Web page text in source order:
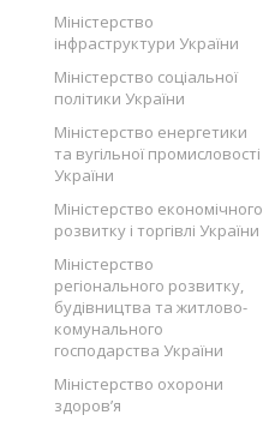
Міністерство
інфраструктури України
Міністерство соціальної
політики України
Міністерство енергетики
та вугільної промисловості
України
Міністерство економічного
розвитку і торгівлі України
Міністерство
регіонального розвитку,
будівництва та житлово-
комунального
господарства України
Міністерство охорони
здоров’я